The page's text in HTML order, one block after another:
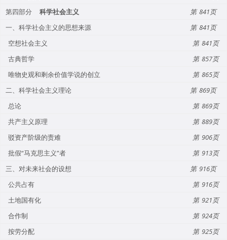
第四部分
科学社会主义
841
一、科学社会主义的思想来源
841
空想社会主义
841
古典哲学
857
唯物史观和剩余价值学说的创立
865
二、科学社会主义理论
869
总论
869
共产主义原理
889
驳资产阶级的责难
906
批假“马克思主义”者
913
三、对未来社会的设想
916
公共占有
916
土地国有化
921
合作制
924
按劳分配
925